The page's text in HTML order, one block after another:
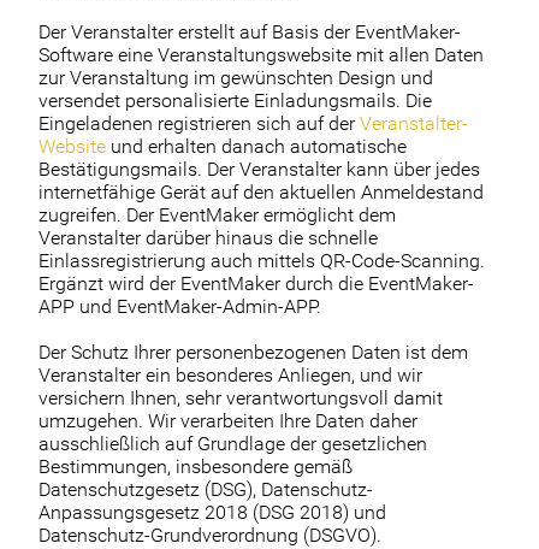
Der Veranstalter erstellt auf Basis der EventMaker-
Software eine Veranstaltungswebsite mit allen Daten
zur Veranstaltung im gewünschten Design und
versendet personalisierte Einladungsmails. Die
Eingeladenen registrieren sich auf derVeranstalter-
Website und erhalten danach automatische
Bestätigungsmails. Der Veranstalter kann über jedes
internetfähige Gerät auf den aktuellen Anmeldestand
zugreifen. Der EventMaker ermöglicht dem
Veranstalter darüber hinaus die schnelle
Einlassregistrierung auch mittels QR-Code-Scanning.
Ergänzt wird der EventMaker durch die EventMaker-
APP und EventMaker-Admin-APP.
Der Schutz Ihrer personenbezogenen Daten ist dem
Veranstalter ein besonderes Anliegen, und wir
versichern Ihnen, sehr verantwortungsvoll damit
umzugehen. Wir verarbeiten Ihre Daten daher
ausschließlich auf Grundlage der gesetzlichen
Bestimmungen, insbesondere gemäß
Datenschutzgesetz (DSG), Datenschutz-
Anpassungsgesetz 2018 (DSG 2018) und
Datenschutz-Grundverordnung (DSGVO).